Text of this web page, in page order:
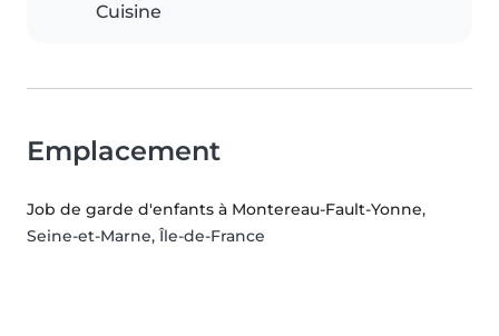
Cuisine
Emplacement
Job de garde d'enfants à Montereau-Fault-Yonne,
Seine-et-Marne, Île-de-France